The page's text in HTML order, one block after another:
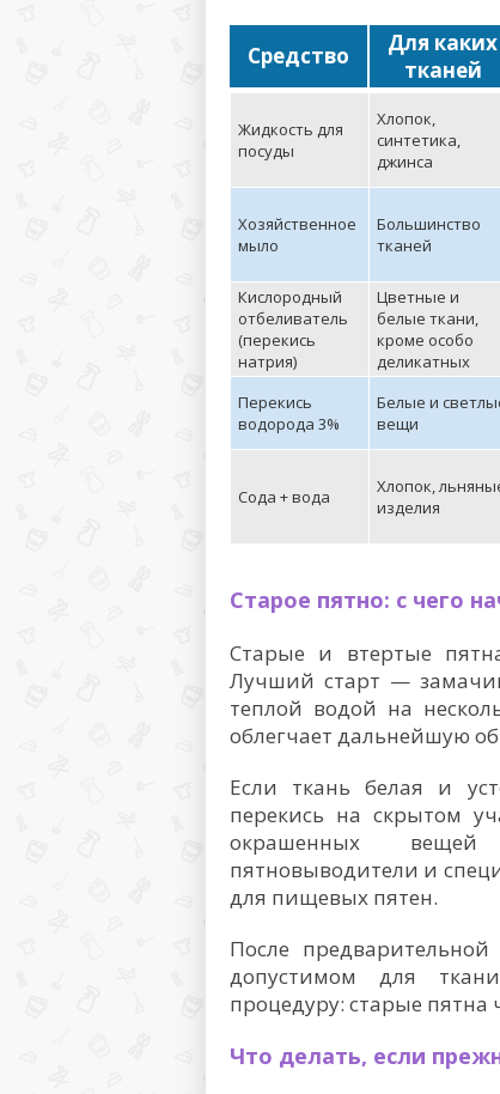
Средство
Для каких
тканей
Жидкость для
посуды
Хлопок,
синтетика,
джинса
Хозяйственное
мыло
Большинство
тканей
Кислородный
отбеливатель
(перекись
натрия)
Цветные и
белые ткани,
кроме особо
деликатных
Перекись
водорода 3%
Белые и
вещи
Сода + вода
Хлопок,
изделия
Старое пятно: с чего
Старые и втертые
Лучший старт —
теплой водой на
облегчает дальнейшую
Если ткань белая и
перекись на скрытом
окрашенных вещей
пятновыводители и
для пищевых пятен.
После
допустимом для
процедуру: старые пятна
Что делать, если